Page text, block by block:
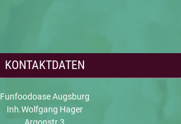
KONTAKTDATEN
Funfoodoase Augsburg
Inh.Wolfgang Hager